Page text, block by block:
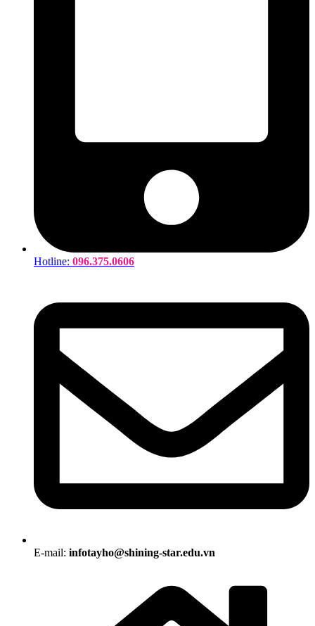
Hotline: 096.375.0606
E-mail: infotayho@shining-star.edu.vn